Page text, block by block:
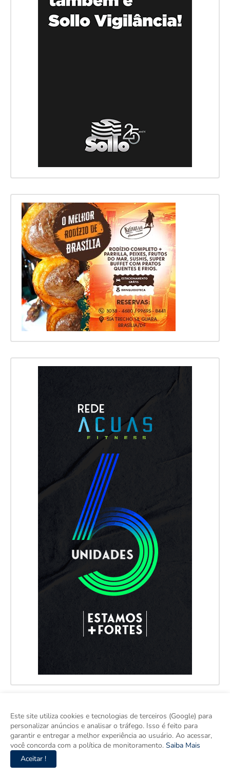
Este site utiliza cookies e tecnologias de terceiros (Google) para
personalizar anúncios e analisar o tráfego. Isso é feito para
garantir e entregar a melhor experiência ao usuário. Ao acessar,
você concorda com a política de monitoramento. Saiba Mais
Aceitar !